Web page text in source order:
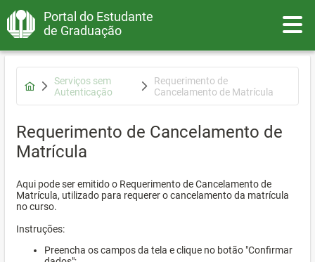
Portal do Estudante
de Graduação
Serviços sem
Autenticação
Requerimento de
Cancelamento de Matrícula
Requerimento de Cancelamento de
Matrícula
Aqui pode ser emitido o Requerimento de Cancelamento de
Matrícula, utilizado para requerer o cancelamento da matrícula
no curso.
Instruções:
Preencha os campos da tela e clique no botão "Confirmar